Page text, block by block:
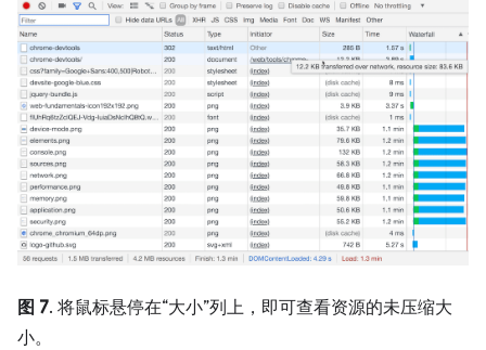
图 7. 将鼠标悬停在“大小”列上，即可查看资源的未压缩大
小。